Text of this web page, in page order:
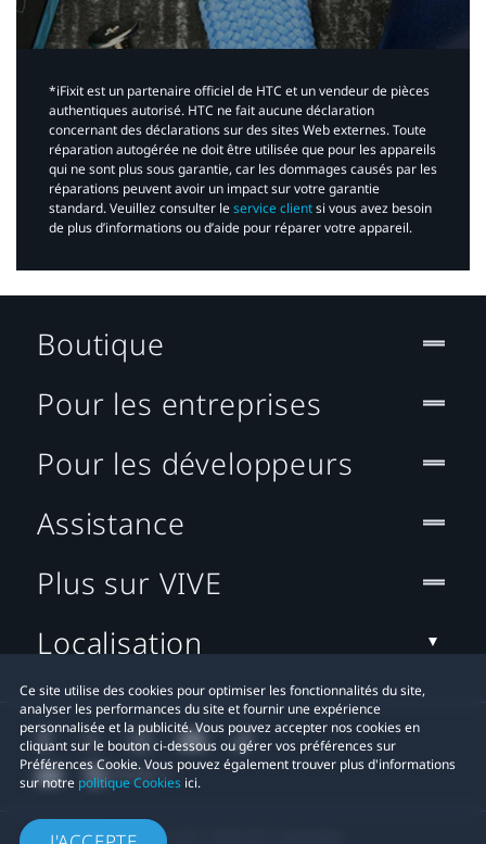
*iFixit est un partenaire officiel de HTC et un vendeur de pièces
authentiques autorisé. HTC ne fait aucune déclaration
concernant des déclarations sur des sites Web externes. Toute
réparation autogérée ne doit être utilisée que pour les appareils
qui ne sont plus sous garantie, car les dommages causés par les
réparations peuvent avoir un impact sur votre garantie
standard. Veuillez consulter leservice clientsi vous avez besoin
de plus d’informations ou d’aide pour réparer votre appareil.​
Ce site utilise des cookies pour optimiser les fonctionnalités du site,
analyser les performances du site et fournir une expérience
personnalisée et la publicité. Vous pouvez accepter nos cookies en
cliquant sur le bouton ci-dessous ou gérer vos préférences sur
Préférences Cookie. Vous pouvez également trouver plus d'informations
sur notre politique Cookies ici.
Boutique
Pour les entreprises
Pour les développeurs
Assistance
Plus sur VIVE
Localisation
© 2011-2026 HTC Corporation